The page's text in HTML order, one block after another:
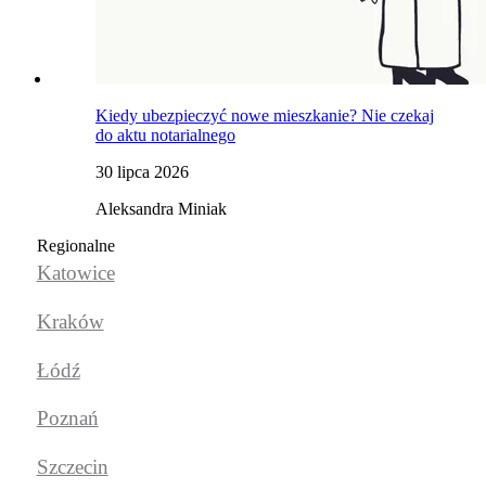
Kiedy ubezpieczyć nowe mieszkanie? Nie czekaj
do aktu notarialnego
30 lipca 2026
Aleksandra Miniak
Regionalne
Katowice
Kraków
Łódź
Poznań
Szczecin